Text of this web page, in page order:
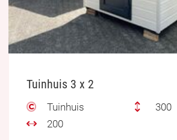
Tuinhuis 3 x 2
Tuinhuis
300
200